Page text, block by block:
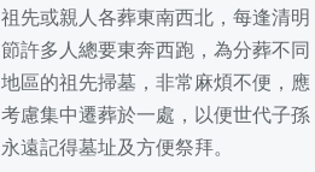
祖先或親人各葬東南西北，每逢清明
節許多人總要東奔西跑，為分葬不同
地區的祖先掃墓，非常麻煩不便，應
考慮集中遷葬於一處，以便世代子孫
永遠記得墓址及方便祭拜。